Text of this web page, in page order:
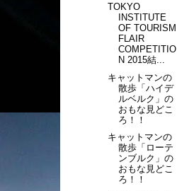
TOKYO
INSTITUTE
OF TOURISM
FLAIR
COMPETITIO
N 2015結...
キャットマンの
散歩「ハイデ
ルベルク」の
おもな見どこ
ろ！！
キャットマンの
散歩「ローテ
ンブルク」の
おもな見どこ
ろ！！